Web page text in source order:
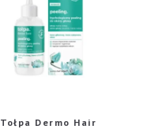
Tołpa Dermo Hair